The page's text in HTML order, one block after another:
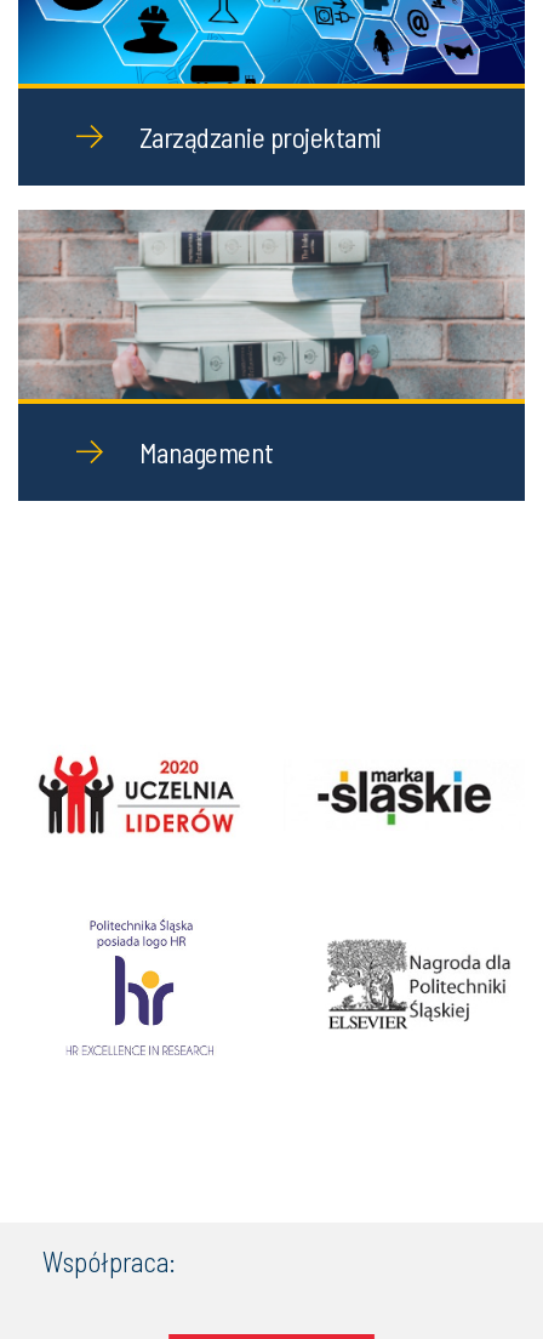
Zarządzanie projektami
Management
Współpraca: